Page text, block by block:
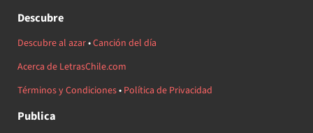
Descubre
Descubre al azar•Canción del día
Acerca de LetrasChile.com
Términos y Condiciones• Política de Privacidad
Publica